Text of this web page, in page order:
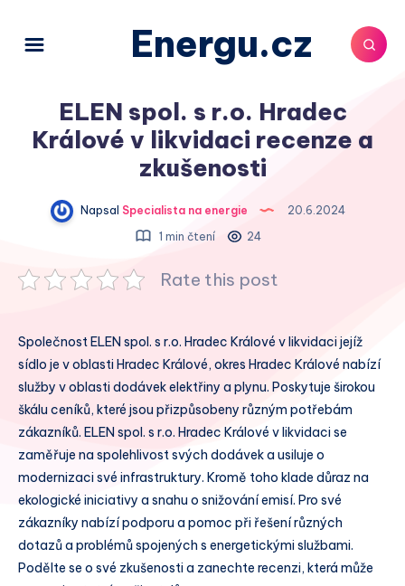
Energu.cz
ELEN spol. s r.o. Hradec
Králové v likvidaci recenze a
zkušenosti
Napsal Specialista na energie
20.6.2024
1 min čtení
24
Rate this post
Společnost ELEN spol. s r.o. Hradec Králové v likvidaci jejíž
sídlo je v oblasti Hradec Králové, okres Hradec Králové nabízí
služby v oblasti dodávek elektřiny a plynu. Poskytuje širokou
škálu ceníků, které jsou přizpůsobeny různým potřebám
zákazníků. ELEN spol. s r.o. Hradec Králové v likvidaci se
zaměřuje na spolehlivost svých dodávek a usiluje o
modernizaci své infrastruktury. Kromě toho klade důraz na
ekologické iniciativy a snahu o snižování emisí. Pro své
zákazníky nabízí podporu a pomoc při řešení různých
dotazů a problémů spojených s energetickými službami.
Podělte se o své zkušenosti a zanechte recenzi, která může